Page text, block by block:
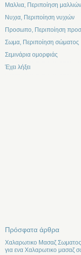
Μαλλια, Περιποίηση μαλλιών
Νυχια, Περιποίηση νυχιών
Προσωπο, Περιποίηση
Σωμα, Περιποίηση σώματος
Σεμινάρια ομορφιάς
Έχει λήξει
Πρόσφατα άρθρα
Χαλαρωτικο Μασαζ
για ενα Χαλαρωτικο μασαζ